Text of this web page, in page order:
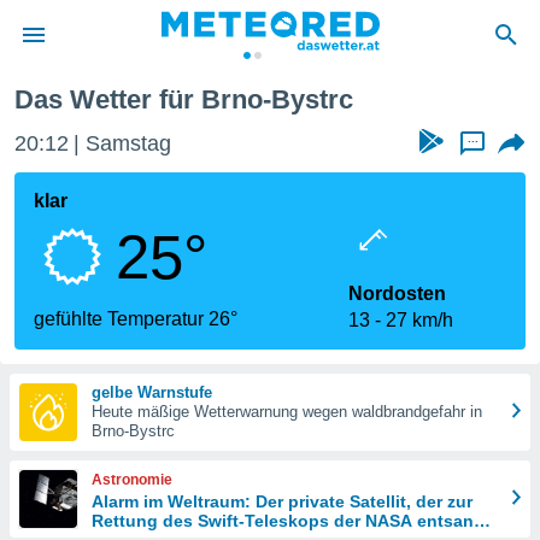
wurde
dass
sind.
diese
Das Wetter für Brno-Bystrc
20:12 Samstag ...
klar
25°
gefühlte Temperatur 26°
Nordosten
13
27 km/h
gelbe Warnstufe
Heute mäßige Wetterwarnung wegen waldbrandgefahr in
Brno-Bystrc
Astronomie
Alarm im Weltraum: Der private Satellit, der zur
Rettung des Swift-Teleskops der NASA entsandt